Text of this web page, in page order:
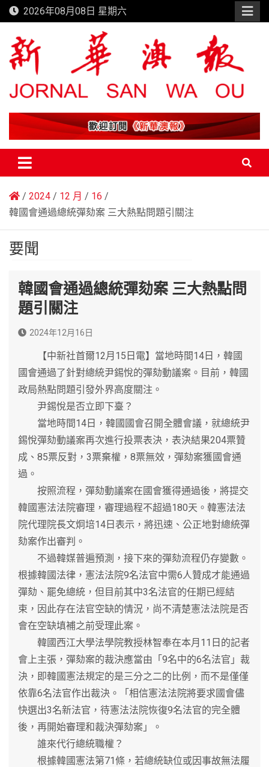
Skip
to
content
2026年08月08日 星期六
新華澳報
2024 12 月
16
韓國會通過總統彈劾案 三大熱點問題引關注
要聞
韓國會通過總統彈劾案 三大熱點問
題引關注
2024年12月16日
【中新社首爾12月15日電】當地時間14日，韓國
國會通過了針對總統尹錫悅的彈劾動議案。目前，韓國
政局熱點問題引發外界高度關注。
尹錫悅是否立即下臺？
當地時間14日，韓國國會召開全體會議，就總統尹
錫悅彈劾動議案再次進行投票表決，表決結果204票贊
成、85票反對，3票棄權，8票無效，彈劾案獲國會通
過。
按照流程，彈劾動議案在國會獲得通過後，將提交
韓國憲法法院審理，審理過程不超過180天。韓憲法法
院代理院長文炯培14日表示，將迅速、公正地對總統彈
劾案作出審判。
不過韓媒普遍預測，接下來的彈劾流程仍存變數。
根據韓國法律，憲法法院9名法官中需6人贊成才能通過
彈劾、罷免總統，但目前其中3名法官的任期已經結
束，因此存在法官空缺的情況，尚不清楚憲法法院是否
會在空缺填補之前受理此案。
韓國西江大學法學院教授林智奉在本月11日的記者
會上主張，彈劾案的裁決應當由「9名中的6名法官」裁
決，即韓國憲法規定的是三分之二的比例，而不是僅僅
依靠6名法官作出裁決。「相信憲法法院將要求國會儘
快選出3名新法官，待憲法法院恢復9名法官的完全體
後，再開始審理和裁決彈劾案」。
誰來代行總統職權？
根據韓國憲法第71條，若總統缺位或因事故無法履